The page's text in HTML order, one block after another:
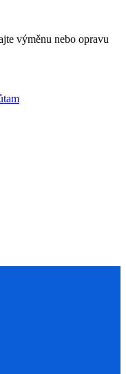
výměnu nebo opravu